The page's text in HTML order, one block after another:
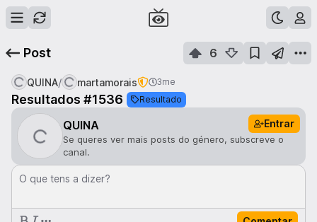
Post 6
QUINA/ martamorais 3me
Resultados #1536 Resultado
QUINA Entrar
Se queres ver mais posts do género, subscreve o
canal.
O que tens a dizer?